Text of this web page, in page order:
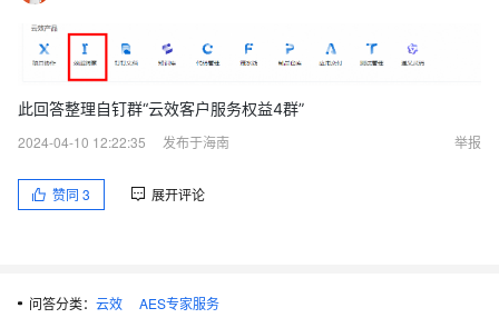
此回答整理自钉群“云效客户服务权益4群”
2024-04-10 12:22:35
发布于海南 举报
赞同 3 展开评论
问答分类： 云效
AES专家服务